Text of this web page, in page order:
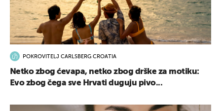
POKROVITELJ CARLSBERG CROATIA
Netko zbog ćevapa, netko zbog drške za motiku:
Evo zbog čega sve Hrvati duguju pivo...